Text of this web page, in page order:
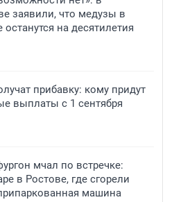
заявили, что медузы в
на десятилетия
прибавку: кому придут
выплаты с 1 сентября
мчал по встречке:
в Ростове, где сгорели
машина